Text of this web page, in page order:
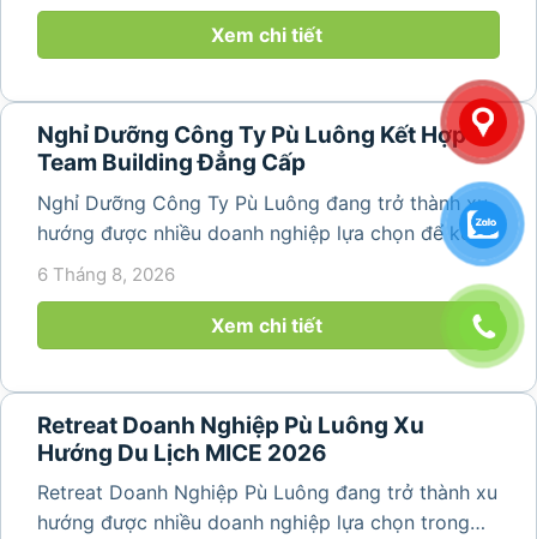
nguyên sơ, không khí...Xem chi tiết
Nghỉ Dưỡng Công Ty Pù Luông Kết Hợp
Team Building Đẳng Cấp
Nghỉ Dưỡng Công Ty Pù Luông đang trở thành xu
hướng được nhiều doanh nghiệp lựa chọn để kết
hợp giữa nghỉ ngơi, tái tạo năng lượng và xây
dựng tinh thần đồng đội. Thay vì những chuyến du
lịch đơn thuần, nhiều công ty...
6 Tháng 8, 2026
Xem chi tiết
Retreat Doanh Nghiệp Pù Luông Xu
Hướng Du Lịch MICE 2026
Retreat Doanh Nghiệp Pù Luông đang trở thành xu
hướng được nhiều doanh nghiệp lựa chọn trong